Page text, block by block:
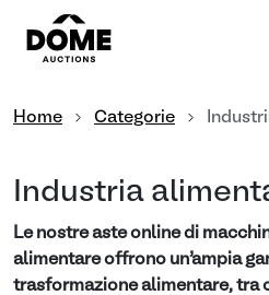
Home Categorie
Industria
Le nostre aste online di
alimentare offrono un’ampia
trasformazione alimentare, tra